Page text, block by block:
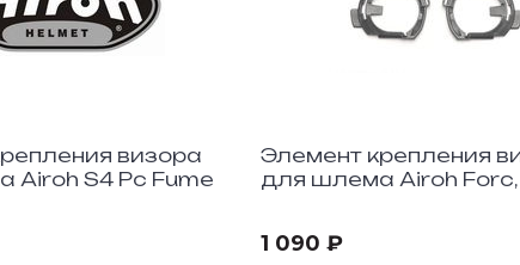
визора
Airoh S4 Pc Fume
Элемент крепления
для шлема Airoh Forc,
1 090 ₽